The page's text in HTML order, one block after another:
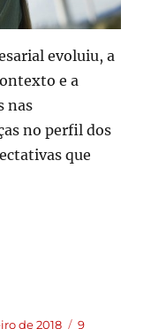
evoluiu, a
e a
nas
no perfil dos
que
de 2018 9